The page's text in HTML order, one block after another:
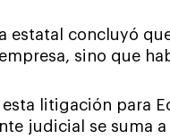
estatal concluyó
sino que
litigación para
judicial se suma